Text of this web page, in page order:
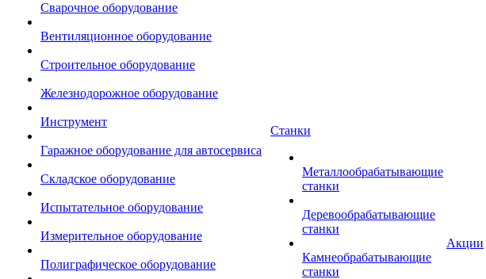
Сварочное оборудование
Вентиляционное оборудование
Строительное оборудование
Железнодорожное оборудование
Инструмент
Гаражное оборудование для автосервиса
Складское оборудование
Испытательное оборудование
Измерительное оборудование
Полиграфическое оборудование
Станки
Металлообрабатывающие
станки
Деревообрабатывающие
станки
Камнеобрабатывающие
станки
Акции